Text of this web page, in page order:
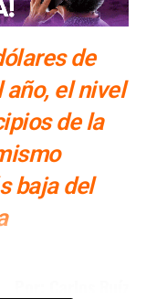
de
el nivel
de la
baja del